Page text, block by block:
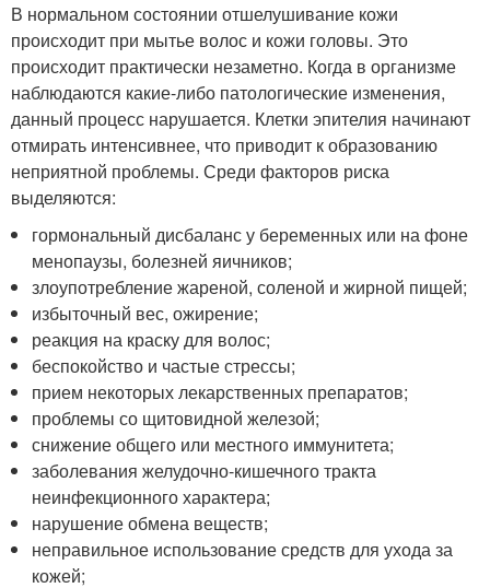
В нормальном состоянии отшелушивание кожи
происходит при мытье волос и кожи головы. Это
происходит практически незаметно. Когда в организме
наблюдаются какие-либо патологические изменения,
данный процесс нарушается. Клетки эпителия начинают
отмирать интенсивнее, что приводит к образованию
неприятной проблемы. Среди факторов риска
выделяются:
гормональный дисбаланс у беременных или на фоне
менопаузы, болезней яичников;
злоупотребление жареной, соленой и жирной пищей;
избыточный вес, ожирение;
реакция на краску для волос;
беспокойство и частые стрессы;
прием некоторых лекарственных препаратов;
проблемы со щитовидной железой;
снижение общего или местного иммунитета;
заболевания желудочно-кишечного тракта
неинфекционного характера;
нарушение обмена веществ;
неправильное использование средств для ухода за
кожей;